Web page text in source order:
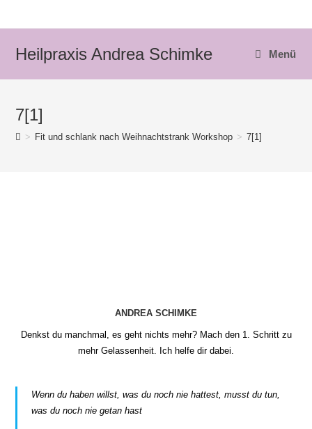
Heilpraxis Andrea Schimke Menü
7[1]
> Fit und schlank nach Weihnachtstrank Workshop > 7[1]
ANDREA SCHIMKE
Denkst du manchmal, es geht nichts mehr? Mach den 1. Schritt zu
mehr Gelassenheit. Ich helfe dir dabei.
Wenn du haben willst, was du noch nie hattest, musst du tun,
was du noch nie getan hast